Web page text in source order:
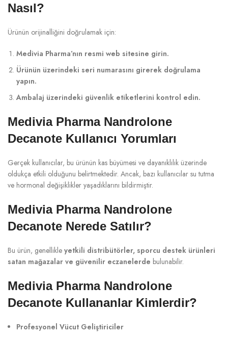
Nasıl?
Ürünün orijinalliğini doğrulamak için:
Medivia Pharma’nın resmi web sitesine girin.
Ürünün üzerindeki seri numarasını girerek doğrulama
yapın.
Ambalaj üzerindeki güvenlik etiketlerini kontrol edin.
Medivia Pharma Nandrolone
Decanote Kullanıcı Yorumları
Gerçek kullanıcılar, bu ürünün kas büyümesi ve dayanıklılık üzerinde
oldukça etkili olduğunu belirtmektedir. Ancak, bazı kullanıcılar su tutma
ve hormonal değişiklikler yaşadıklarını bildirmiştir.
Medivia Pharma Nandrolone
Decanote Nerede Satılır?
Bu ürün, genellikle yetkili distribütörler, sporcu destek ürünleri
satan mağazalar ve güvenilir eczanelerde bulunabilir.
Medivia Pharma Nandrolone
Decanote Kullananlar Kimlerdir?
Profesyonel Vücut Geliştiriciler